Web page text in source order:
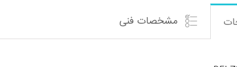
مشخصات فنی